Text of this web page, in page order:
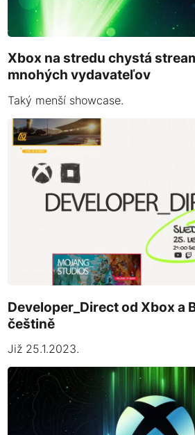
Xbox na stredu chystá
mnohých vydavateľov
Taký menší showcase.
Developer_Direct od Xbox a
češtině
Již 25.1.2023.